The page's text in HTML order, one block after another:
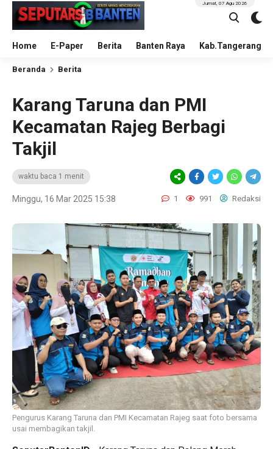
Home E-Paper Berita Banten Raya Kab.Tangerang
Jumat, 07 Agu 2026
Beranda Berita
Karang Taruna dan PMI
Kecamatan Rajeg Berbagi
Takjil
waktu baca 1 menit
Minggu, 16 Mar 2025 15:38 1 991 Redaksi
Pengurus Karang Taruna dan PMI Kecamatan Rajeg saat foto bersama
usai membagikan takjil.